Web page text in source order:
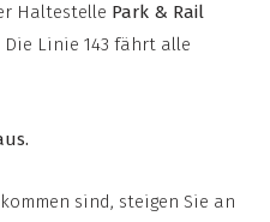
Haltestelle Park & Rail
Linie 143 fährt alle
sind, steigen Sie an